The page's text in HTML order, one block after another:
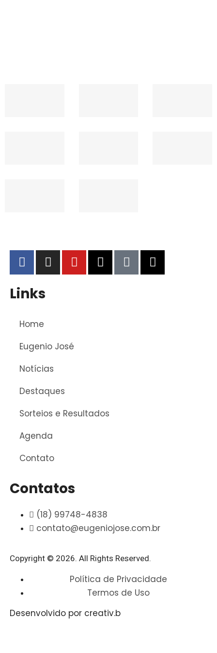
Links
Home
Eugenio José
Notícias
Destaques
Sorteios e Resultados
Agenda
Contato
Contatos
(18) 99748-4838
contato@eugeniojose.com.br
Copyright © 2026. All Rights Reserved.​
Política de Privacidade
Termos de Uso
Desenvolvido por creativ.b​​